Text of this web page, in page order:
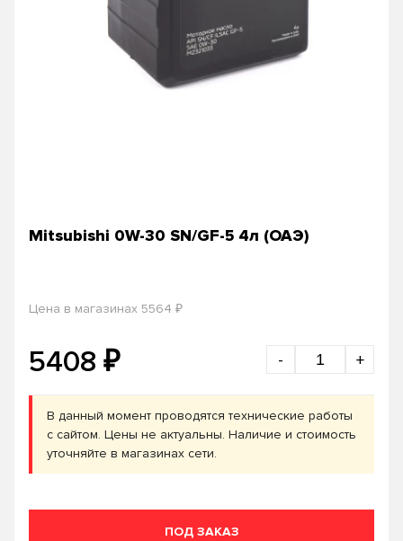
Mitsubishi 0W-30 SN/GF-5 4л (ОАЭ)
Цена в магазинах 5564 ₽
5408 ₽ - +
В данный момент проводятся технические работы
с сайтом. Цены не актуальны. Наличие и стоимость
уточняйте в магазинах сети.
ПОД ЗАКАЗ